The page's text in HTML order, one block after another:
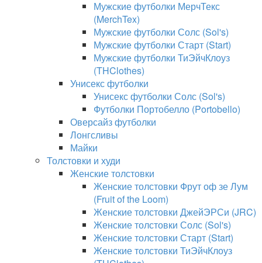
Мужские футболки МерчТекс
(MerchTex)
Мужские футболки Солс (Sol's)
Мужские футболки Старт (Start)
Мужские футболки ТиЭйчКлоуз
(THClothes)
Унисекс футболки
Унисекс футболки Солс (Sol's)
Футболки Портобелло (Portobello)
Оверсайз футболки
Лонгсливы
Майки
Толстовки и худи
Женские толстовки
Женские толстовки Фрут оф зе Лум
(Fruit of the Loom)
Женские толстовки ДжейЭРСи (JRC)
Женские толстовки Солс (Sol's)
Женские толстовки Старт (Start)
Женские толстовки ТиЭйчКлоуз